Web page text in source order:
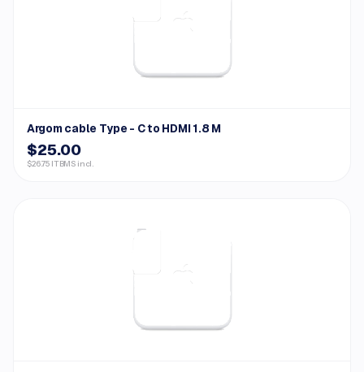
Argom cable Type - C to HDMI 1.8 M
$25.00
$26.75 ITBMS incl.